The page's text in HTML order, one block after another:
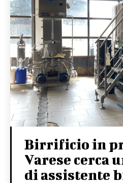
Birrificio in
Varese cerca
di assistente